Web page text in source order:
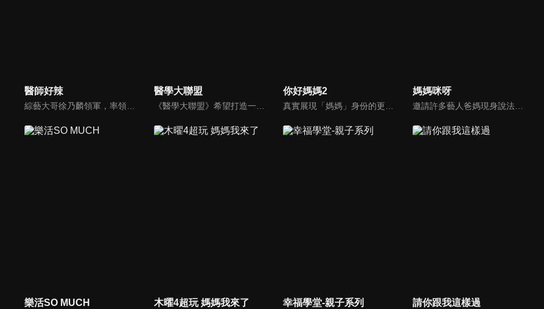
醫師好辣 醫學大聯盟 你好媽媽2 媽媽咪呀
邀請許多藝人爸媽現身說法，與相關專家顧問共同討論分享，以談話的方式進行，對一人爸媽和名人家庭教育有興趣的朋友一定不能錯過。
樂活SO MUCH 木曜4超玩 媽媽我來了 幸福學堂-親子系列 請你跟我這樣過